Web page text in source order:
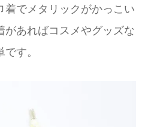
着でメタリックがかっこい
があればコスメやグッズな
す。